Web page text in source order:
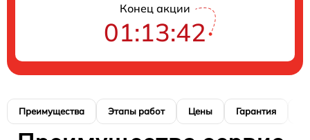
Конец акции
01:13:41
Преимущества Этапы работ Цены Гарантия